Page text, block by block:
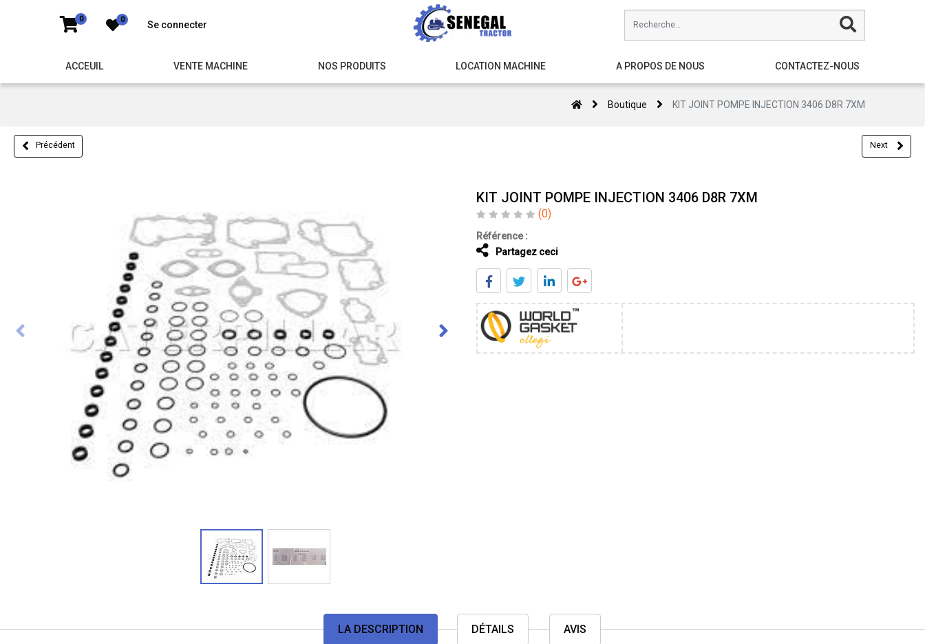
0 0 Se connecter
ACCEUIL VENTE MACHINE NOS PRODUITS LOCATION MACHINE A PROPOS DE NOUS CONTACTEZ-NOUS
Boutique KIT JOINT POMPE INJECTION 3406 D8R 7XM
Précédent Next
KIT JOINT POMPE INJECTION 3406 D8R 7XM
(0)
Référence :
Partagez ceci
LA DESCRIPTION DÉTAILS AVIS